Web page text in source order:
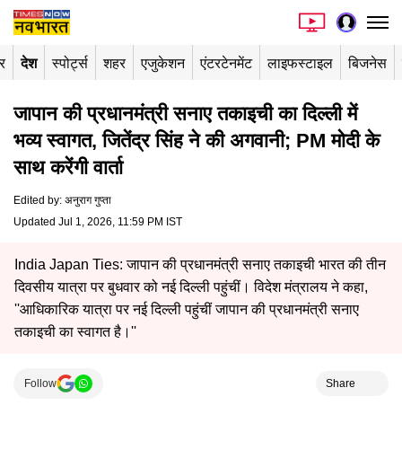
देश स्पोर्ट्स शहर एजुकेशन एंटरटेनमेंट लाइफस्टाइल बिजनेस
जापान की प्रधानमंत्री सनाए तकाइची का दिल्ली में
भव्य स्वागत, जितेंद्र सिंह ने की अगवानी; PM मोदी के
साथ करेंगी वार्ता
Edited by: अनुराग गुप्ता
Updated Jul 1, 2026, 11:59 PM IST
India Japan Ties: जापान की प्रधानमंत्री सनाए तकाइची भारत की तीन
दिवसीय यात्रा पर बुधवार को नई दिल्ली पहुंचीं। विदेश मंत्रालय ने कहा,
''आधिकारिक यात्रा पर नई दिल्ली पहुंचीं जापान की प्रधानमंत्री सनाए
तकाइची का स्वागत है।''
Follow Share